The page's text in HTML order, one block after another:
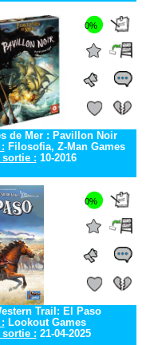
0%
de Mer : Pavillon Noir
Filosofia, Z-Man Games
sortie : 10-2016
0%
Trail: El Paso
Lookout Games
sortie : 21-04-2025